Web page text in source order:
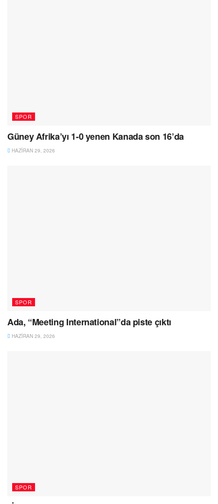
SPOR
Güney Afrika’yı 1-0 yenen Kanada son 16’da
HAZIRAN 29, 2026
SPOR
Ada, “Meeting International”da piste çıktı
HAZIRAN 29, 2026
SPOR